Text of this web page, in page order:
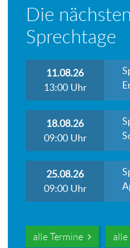
Die
Sprechtage
11.08.26
13:00 Uhr
18.08.26
09:00 Uhr
25.08.26
09:00 Uhr
alle Termine